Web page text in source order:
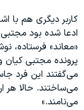
کاربر دیگری هم با
ادعا شده بود
«معاند» فرستاده،
پرونده مجتبی
می‌گفتند این فرد
می‌ساختند. حالا هر
می‌نامند.»